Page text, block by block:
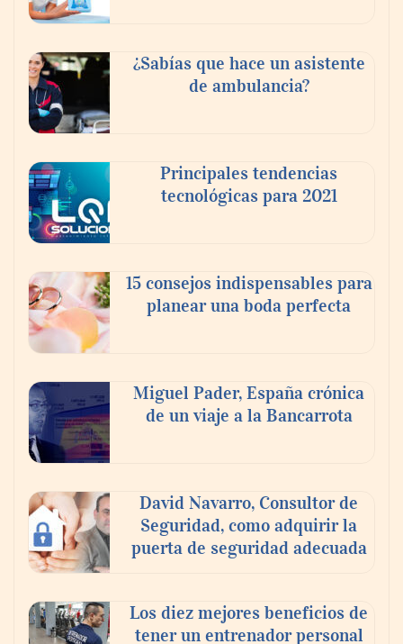
En el Día de la Cerveza, Grupo Modelo
mundo elige para reunirse: 7 de cada 10 la
escogen
compromiso para el eclipse solar del 12 de
agosto
¿Sabías que hace un asistente
de ambulancia?
Principales tendencias
tecnológicas para 2021
15 consejos indispensables para
planear una boda perfecta
Miguel Pader, España crónica
de un viaje a la Bancarrota
David Navarro, Consultor de
Seguridad, como adquirir la
puerta de seguridad adecuada
Los diez mejores beneficios de
tener un entrenador personal